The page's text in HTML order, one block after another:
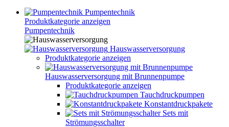
Pumpentechnik
Produktkategorie anzeigen
Pumpentechnik
Hauswasserversorgung
Produktkategorie anzeigen
Hauswasserversorgung mit Brunnenpumpe
Produktkategorie anzeigen
Tauchdruckpumpen
Konstantdruckpakete
Sets mit
Strömungsschalter